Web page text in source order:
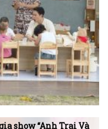
show “Anh Trai Và